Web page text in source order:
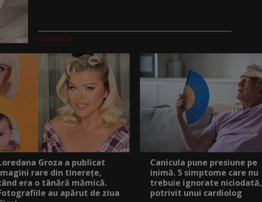
Filmnow.ro
Groza a publicat
rare din tinerețe,
era o tânără mămică.
au apărut de ziua
Canicula pune presiune pe
inimă. 5 simptome care nu
trebuie ignorate niciodată,
potrivit unui cardiolog